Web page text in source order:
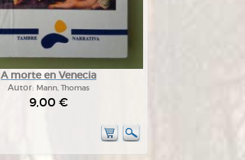
A morte en Venecia
Autor: Mann, Thomas
9,00 €